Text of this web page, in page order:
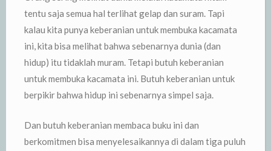
tentu saja semua hal terlihat gelap dan suram. Tapi
kalau kita punya keberanian untuk membuka kacamata
ini, kita bisa melihat bahwa sebenarnya dunia (dan
hidup) itu tidaklah muram. Tetapi butuh keberanian
untuk membuka kacamata ini. Butuh keberanian untuk
berpikir bahwa hidup ini sebenarnya simpel saja.
Dan butuh keberanian membaca buku ini dan
berkomitmen bisa menyelesaikannya di dalam tiga puluh